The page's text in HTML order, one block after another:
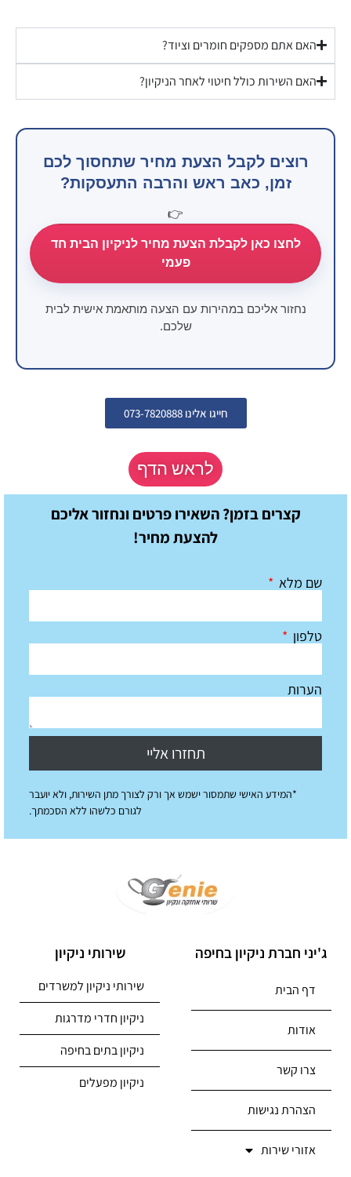
האם אתם מספקים חומרים וציוד?
האם השירות כולל חיטוי לאחר הניקיון?
רוצים לקבל הצעת מחיר שתחסוך לכם
זמן, כאב ראש והרבה התעסקות?
👉
לחצו כאן לקבלת הצעת מחיר לניקיון הבית חד
פעמי
נחזור אליכם במהירות עם הצעה מותאמת אישית לבית
שלכם.
חייגו אלינו 073-7820888
לראש הדף
קצרים בזמן? השאירו פרטים ונחזור אליכם
להצעת מחיר!
שם מלא
טלפון
הערות
תחזרו אליי
*המידע האישי שתמסור ישמש אך ורק לצורך מתן השירות, ולא יועבר
לגורם כלשהו ללא הסכמתך.
ג'יני חברת ניקיון בחיפה
דף הבית
אודות
צרו קשר
הצהרת נגישות
אזורי שירות
שירותי ניקיון
שירותי ניקיון למשרדים
ניקיון חדרי מדרגות
ניקיון בתים בחיפה
ניקיון מפעלים